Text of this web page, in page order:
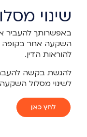
שינוי
באפשרותך להעביר
השקעה אחר בקופה
להוראות הדין.
להגשת בקשה
לשינוי מסלול
לחץ כאן